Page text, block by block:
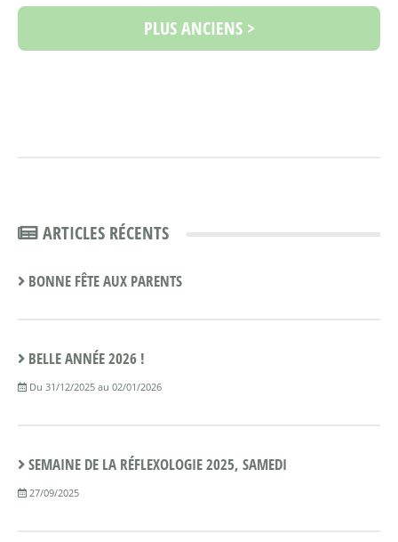
PLUS ANCIENS >
ARTICLES RÉCENTS
BONNE FÊTE AUX PARENTS
BELLE ANNÉE 2026 !
Du 31/12/2025 au 02/01/2026
SEMAINE DE LA RÉFLEXOLOGIE 2025, SAMEDI
27/09/2025